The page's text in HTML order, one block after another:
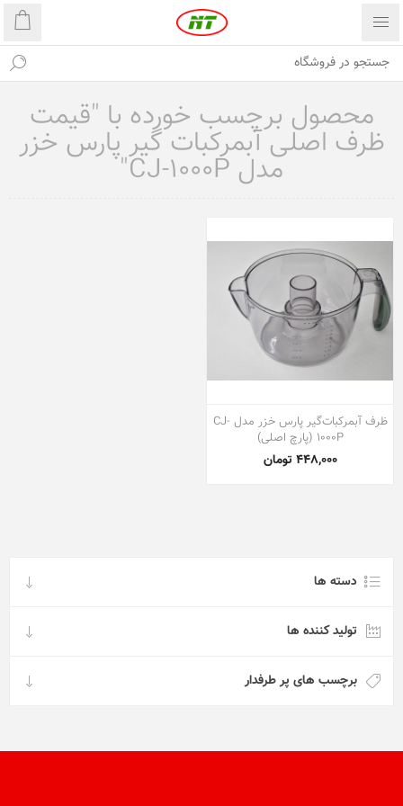
محصول برچسب خورده با "قیمت
ظرف اصلی آبمرکبات گیر پارس خزر
مدل CJ-1000P"
ظرف آبمرکبات‌گیر پارس خزر مدل CJ-
1000P (پارچ اصلی)
448,000 تومان
دسته ها
تولید کننده ها
برچسب های پر طرفدار